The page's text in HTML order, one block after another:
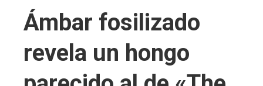
Ámbar fosilizado
revela un hongo